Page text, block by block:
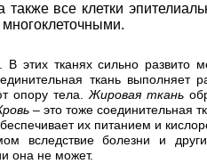
все клетки
. В этих тканях сильно развито
ткань выполняет
опору тела.Жировая ткань
– это тоже соединительная
их питанием и
вследствие болезни и
она не может.